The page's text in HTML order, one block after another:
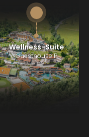
Wellness-Suite
Guesthouse P